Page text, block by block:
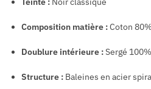
Composition matière :Coton
Doublure intérieure :Sergé
Structure : Baleines en acier